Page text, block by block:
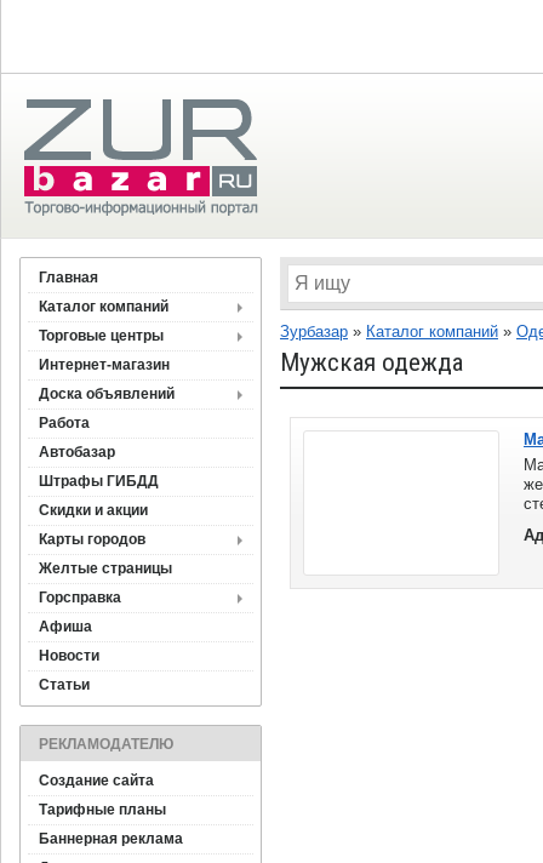
Главная
Каталог компаний
Торговые центры
Интернет-магазин
Доска объявлений
Работа
Автобазар
Штрафы ГИБДД
Скидки и акции
Карты городов
Желтые страницы
Горсправка
Афиша
Новости
Статьи
РЕКЛАМОДАТЕЛЮ
Создание сайта
Тарифные планы
Баннерная реклама
Зурбазар » Каталог компаний »
Мужская одежда